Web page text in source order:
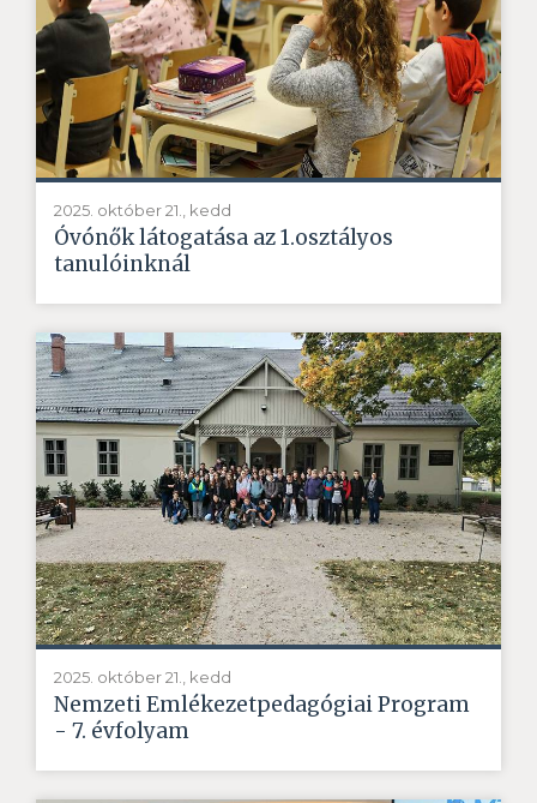
2025. október 21., kedd
Óvónők látogatása az 1.osztályos
tanulóinknál
2025. október 21., kedd
Nemzeti Emlékezetpedagógiai Program
- 7. évfolyam